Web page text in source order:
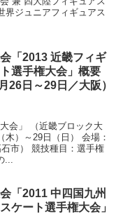
界ジュニアフィギュアス
「2013 近畿フィギ
選手権大会」概要
26日～29日／大阪）
会」 （近畿ブロック大
）～29日（日） 会場：
市） 競技種目：選手権
...
「2011 中四国九州
ケート選手権大会」